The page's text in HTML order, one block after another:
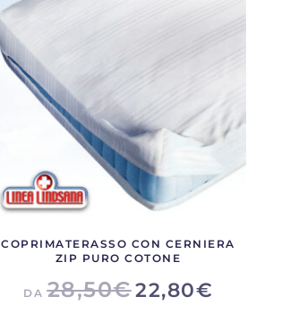
COPRIMATERASSO CON CERNIERA
ZIP PURO COTONE
DA28,50€22,80€